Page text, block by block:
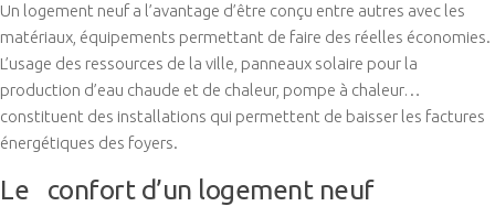
Un logement neuf a l’avantage d’être conçu entre autres avec les
matériaux, équipements permettant de faire des réelles économies.
L’usage des ressources de la ville, panneaux solaire pour la
production d’eau chaude et de chaleur, pompe à chaleur…
constituent des installations qui permettent de baisser les factures
énergétiques des foyers.
Le confort d’un logement neuf